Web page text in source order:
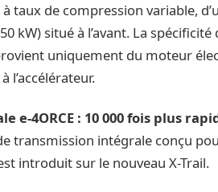
taux de compression variable,
kW) situé à l’avant. La
uniquement du moteur
l’accélérateur.
e-4ORCE : 10 000 fois plus
transmission intégrale conçu
introduit sur le nouveau X-Trail.